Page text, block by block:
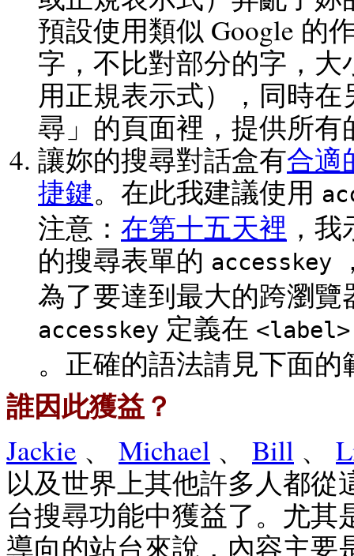
預設使用類似 Google 的
字，不比對部分的字，
用正規表示式），同時
尋」的頁面裡，提供所有
讓妳的搜尋對話盒有合適
捷鍵。在此我建議使用
注意： 在第十五天裡 ，
的搜尋表單的 accesskey
為了要達到最大的跨瀏
accesskey 定義在 <label>
。正確的語法請見下面的
誰因此獲益？
Jackie 、 Michael 、 Bill 、
以及世界上其他許多人都從
台搜尋功能中獲益了。尤其
導向的站台來說，內容主要